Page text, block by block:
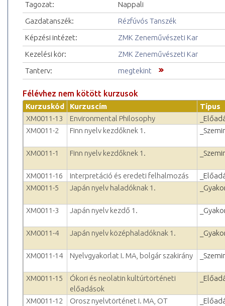
Tagozat:
Nappali
Gazdatanszék:
Rézfúvós Tanszék
Képzési intézet:
ZMK Zeneművészeti Kar
Kezelési kör:
ZMK Zeneművészeti Kar
Tanterv:
megtekint
Félévhez nem kötött kurzusok
Kurzuskód Kurzuscím
Típus
XM0011-13
Environmental Philosophy
XM0011-2
Finn nyelv kezdőknek 1.
XM0011-1 Finn nyelv kezdőknek 1.
XM0011-16 Interpretáció és eredeti felhalmozás
XM0011-5
Japán nyelv haladóknak 1.
XM0011-3 Japán nyelv kezdő 1.
XM0011-4 Japán nyelv középhaladóknak 1.
XM0011-14 Nyelvgyakorlat I. MA, bolgár szakirány
XM0011-15
Ókori és neolatin kultúrtörténeti
előadások
XM0011-12 Orosz nyelvtörténet I. MA, OT